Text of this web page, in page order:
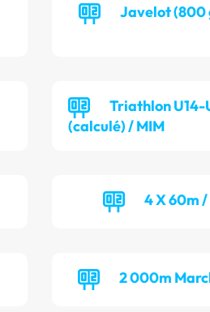
Javelot (800
Triathlon U14-
(calculé) / MIM
4 X 60m
2 000m